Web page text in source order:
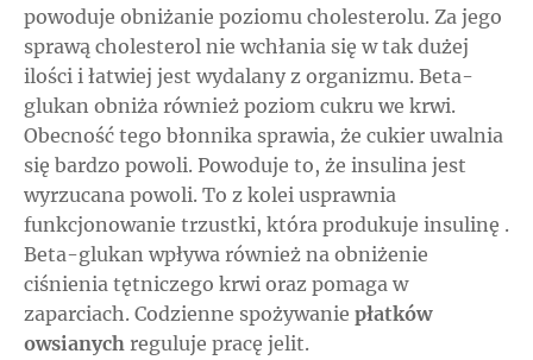
powoduje obniżanie poziomu cholesterolu. Za jego
sprawą cholesterol nie wchłania się w tak dużej
ilości i łatwiej jest wydalany z organizmu. Beta-
glukan obniża również poziom cukru we krwi.
Obecność tego błonnika sprawia, że cukier uwalnia
się bardzo powoli. Powoduje to, że insulina jest
wyrzucana powoli. To z kolei usprawnia
funkcjonowanie trzustki, która produkuje insulinę .
Beta-glukan wpływa również na obniżenie
ciśnienia tętniczego krwi oraz pomaga w
zaparciach. Codzienne spożywanie płatków
owsianych reguluje pracę jelit.